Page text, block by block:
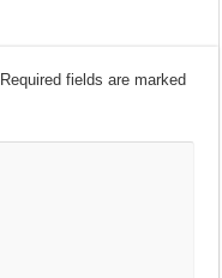
Required fields are marked